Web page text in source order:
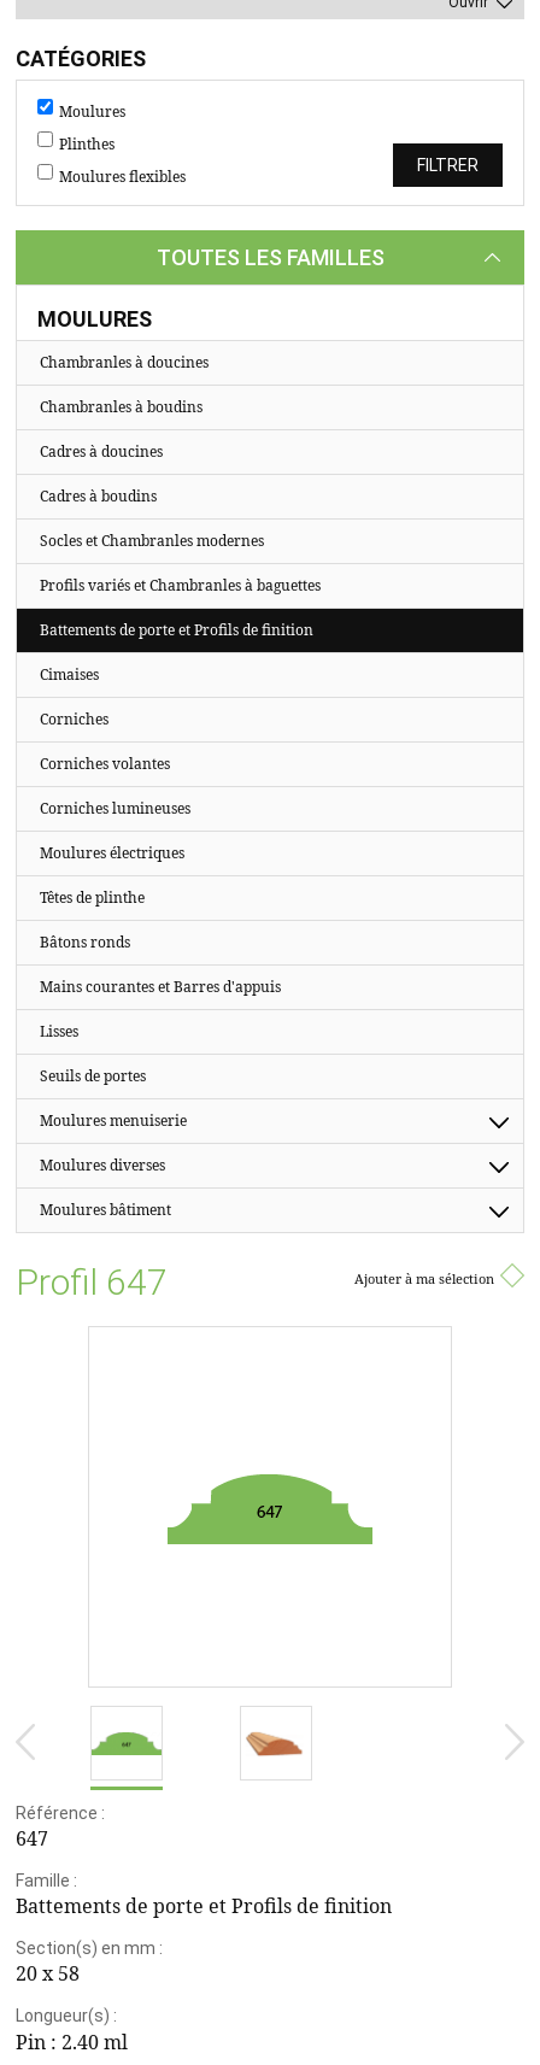
SUR
MESURE
CATALOGUE
CATÉGORIES
Moulures
Plinthes
Moulures flexibles
TOUTES LES FAMILLES
MOULURES
Chambranles à doucines
Chambranles à boudins
Cadres à doucines
Cadres à boudins
Socles et Chambranles modernes
Profils variés et Chambranles à baguettes
Battements de porte et Profils de finition
Cimaises
Corniches
Corniches volantes
Corniches lumineuses
Moulures électriques
Têtes de plinthe
Bâtons ronds
Mains courantes et Barres d'appuis
Lisses
Seuils de portes
Moulures menuiserie
Moulures diverses
Moulures bâtiment
Profil 647 Ajouter à ma sélection
Référence :
647
Famille :
Battements de porte et Profils de finition
Section(s) en mm :
20 x 58
Longueur(s) :
Pin : 2.40 ml